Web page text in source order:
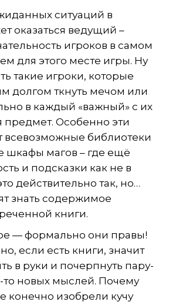
ситуаций в
оказаться ведущий –
игроков в самом
для этого месте игры. Ну
такие игроки, которые
долгом ткнуть мечом или
в каждый «важный» с их
предмет. Особенно эти
всевозможные библиотеки
шкафы магов – где ещё
и подсказки как не в
действительно так, но…
знать содержимое
книги.
— формально они правы!
если есть книги, значит
в руки и почерпнуть пару-
то новых мыслей. Почему
конечно изобрели кучу